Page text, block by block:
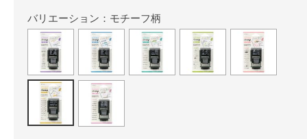
バリエーション：モチーフ柄